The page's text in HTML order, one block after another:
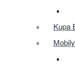
Kupa